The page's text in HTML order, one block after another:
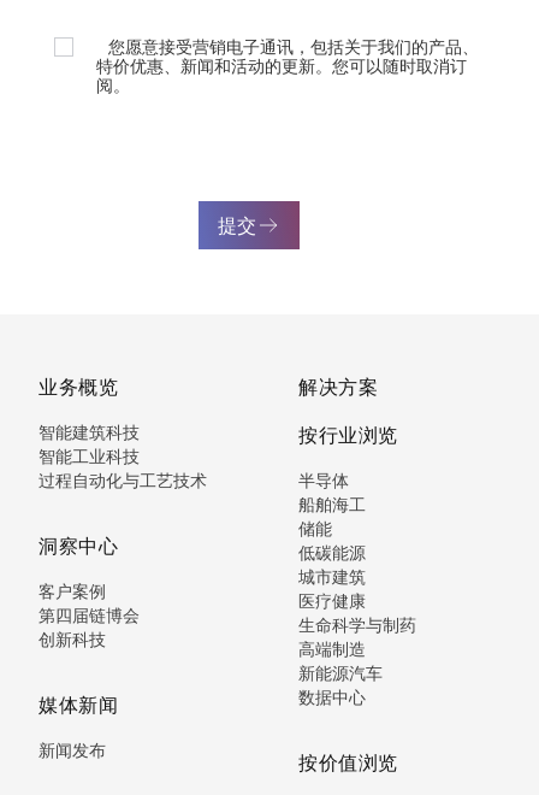
您愿意接受营销电子通讯，包括关于我们的产品、
特价优惠、新闻和活动的更新。您可以随时取消订
阅。
提交
业务概览
智能建筑科技
智能工业科技
过程自动化与工艺技术
洞察中心
客户案例
第四届链博会
创新科技
媒体新闻
新闻发布
解决方案
按行业浏览
半导体
船舶海工
储能
低碳能源
城市建筑
医疗健康
生命科学与制药
高端制造
新能源汽车
数据中心
按价值浏览